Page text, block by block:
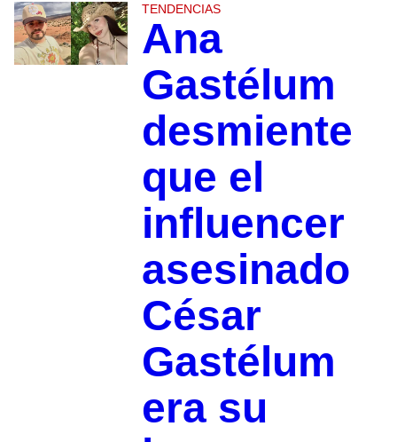
TENDENCIAS
Ana
Gastélum
desmiente
que el
influencer
asesinado
César
Gastélum
era su